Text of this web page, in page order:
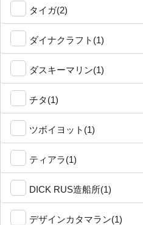
タイガ(2)
ダイナクラフト(1)
ダスキーマリン(1)
チタ(1)
ツボイヨット(1)
ティアラ(1)
DICK RUS造船所(1)
デザインカタマラン(1)